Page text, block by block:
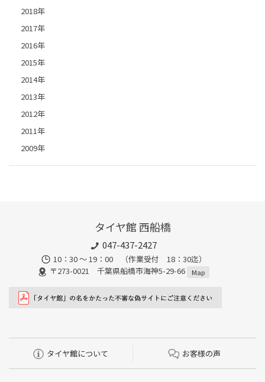
2018年
2017年
2016年
2015年
2014年
2013年
2012年
2011年
2009年
タイヤ館 西船橋
047-437-2427
10：30 ～ 19：00 （作業受付 18：30迄）
〒273-0021 千葉県船橋市海神5-29-66
Map
タイヤ館について お客様の声